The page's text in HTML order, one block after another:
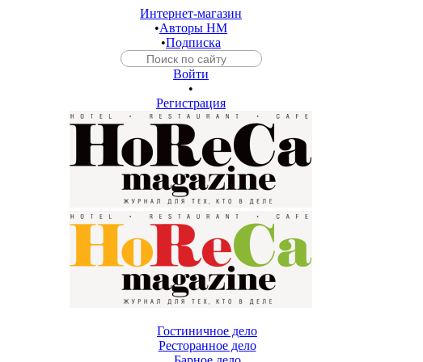
Интернет-магазин
•Авторы HM
•Подписка
Войти
•
Регистрация
Гостиничное дело
Ресторанное дело